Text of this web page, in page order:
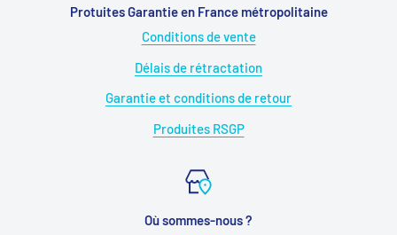
Protuites Garantie en France métropolitaine
Conditions de vente
Délais de rétractation
Garantie et conditions de retour
Produites RSGP
Où sommes-nous ?